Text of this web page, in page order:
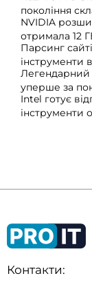
покоління
NVIDIA
отримала 12
Парсинг
інструменти
Легендарний
уперше за
Intel готує
інструменти
Контакти: